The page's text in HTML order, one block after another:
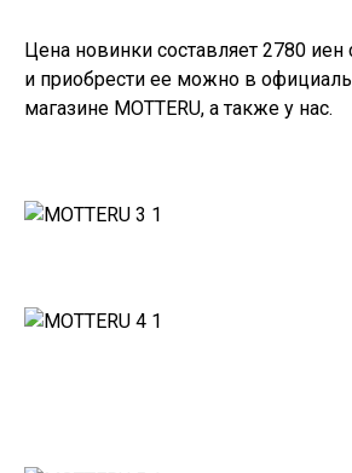
Цена новинки составляет 2780 иен
и приобрести ее можно в
магазине MOTTERU, а также у нас.